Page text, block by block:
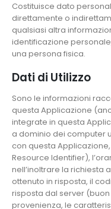
Costituisce dato
direttamente o
qualsiasi altra
identificazione
una persona fisica.
Dati di Utilizzo
Sono le informazioni
questa Applicazione
integrate in questa
a dominio dei computer
con questa
Resource Identifier),
nell’inoltrare la richiesta
ottenuto in risposta, il
risposta dal server
provenienza, le